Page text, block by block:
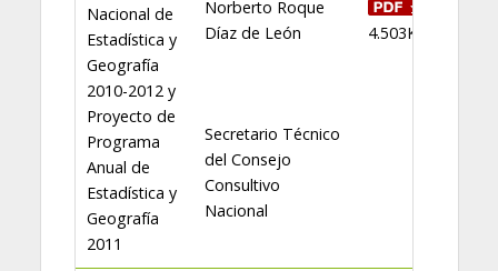
Nacional de
Estadística y
Geografía
2010-2012 y
Proyecto de
Programa
Anual de
Estadística y
Geografía
2011
Norberto Roque
Díaz de León
4.503KB
Secretario Técnico
del Consejo
Consultivo
Nacional